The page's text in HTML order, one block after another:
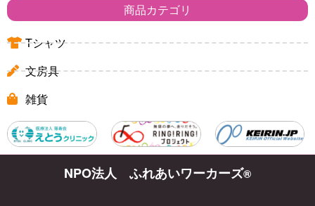
商品カテゴリ
Tシャツ
文房具
雑貨
NPO法人 ふれあいワーカーズ®